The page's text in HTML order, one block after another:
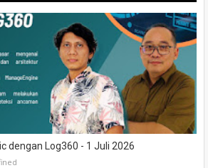
dengan Log360 - 1 Juli 2026